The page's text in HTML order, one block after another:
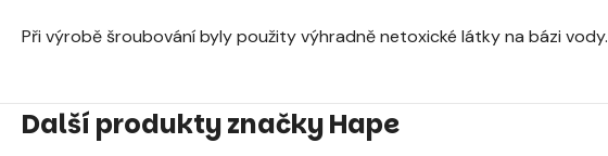
Při výrobě šroubování byly použity výhradně netoxické látky na bázi vody.
Další produkty značky Hape